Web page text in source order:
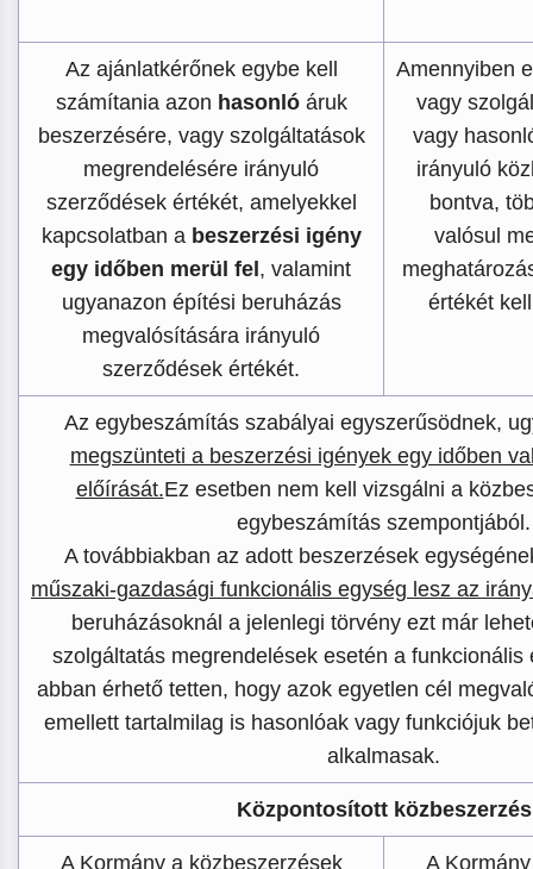
Az ajánlatkérőnek egybe kell
számítania azon hasonlóáruk
beszerzésére, vagy szolgáltatások
megrendelésére irányuló
szerződések értékét, amelyekkel
kapcsolatban a beszerzési igény
egy időben merül fel, valamint
ugyanazon építési beruházás
megvalósítására irányuló
szerződések értékét.
Amennyiben
vagy
vagy
irányuló
bontva,
valósul
értékét
Az egybeszámítás szabályai egyszerűsödnek,
megszünteti a beszerzési igények egy időben
előírását.Ez esetben nem kell vizsgálni a
egybeszámítás szempontjából.
A továbbiakban az adott beszerzések
műszaki-gazdasági funkcionális egység lesz az
beruházásoknál a jelenlegi törvény ezt már
szolgáltatás megrendelések esetén a funkcionális
abban érhető tetten, hogy azok egyetlen cél
emellett tartalmilag is hasonlóak vagy funkciójuk
alkalmasak.
Központosított közbeszerzés
A Kormány a közbeszerzések
A